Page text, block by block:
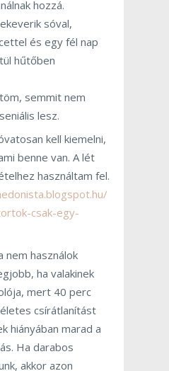
hozzá.
sóval,
és egy fél nap
hűtőben
semmit nem
lesz.
kell kiemelni,
benne van. A lét
használtam fel.
csak-egy-
nem használok
ha valakinek
mert 40 perc
csírátlanítást
hiányában marad a
Ha darabos
akkor azon